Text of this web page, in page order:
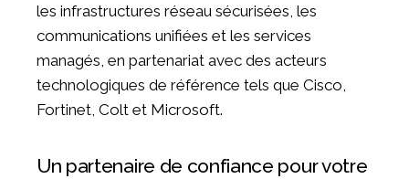
les infrastructures réseau sécurisées, les
communications unifiées et les services
managés, en partenariat avec des acteurs
technologiques de référence tels que Cisco,
Fortinet, Colt et Microsoft.
Un partenaire de confiance pour votre